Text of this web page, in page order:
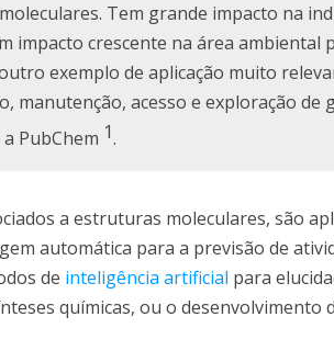
Tem grande impacto na
impacto crescente na área ambiental
exemplo de aplicação muito
acesso e exploração de
PubChem 1.
a estruturas moleculares, são
automática para a previsão de
de inteligência artificial para
químicas, ou o desenvolvimento